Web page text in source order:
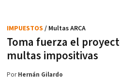
Toma fuerza el
multas impositivas
IMPUESTOS / Multas ARCA
PorHernán Gilardo